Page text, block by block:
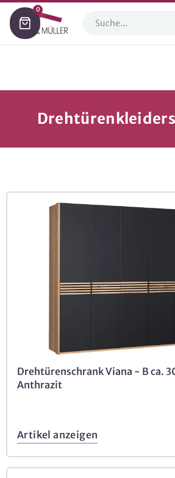
0
Drehtürenschrank Viana - B ca.
Anthrazit
Artikel anzeigen